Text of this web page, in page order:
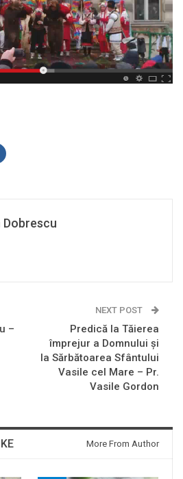
Dobrescu
–
NEXT POST
Predică la Tăierea
împrejur a Domnului şi
la Sărbătoarea Sfântului
Vasile cel Mare – Pr.
Vasile Gordon
More From Author